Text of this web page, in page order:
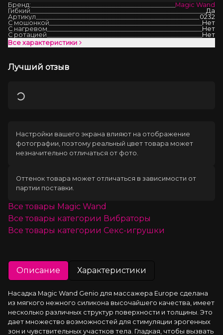
Бренд:
Magic Wand
Гибкий
Да
Артикул
0232
С мошонкой
Нет
С нагревом
Нет
С ротацией
Нет
Все характеристики
Лучший отзыв
Загрузка
Настройки вашего экрана влияют на отображение
фотографии, поэтому реальный цвет товара может
незначительно отличаться от фото.
Оттенок товара может отличаться в зависимости от
партии поставки.
Все товары Magic Wand
Все товары категории Вибраторы
Все товары категории Секс-игрушки
Описание Характеристики
Насадка Magic Wand Genio для массажера Europe сделана
из мягкого нежного силикона высочайшего качества, имеет
несколько различных структур поверхности и толщины. Это
дает множество возможностей для стимуляции эрогенных
зон и чувствительных участков тела. Гладкая, чтобы вызвать